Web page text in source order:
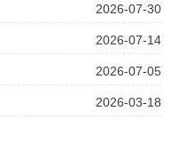
2026-07-30
2026-07-14
2026-07-05
2026-03-18